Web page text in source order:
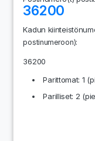
36200
Kadun
postinumeroon):
36200
Parittomat: 1
Parilliset: 2